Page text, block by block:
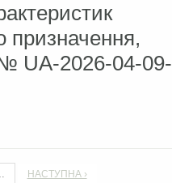
призначення,
№ UA-2026-04-09-
НАСТУПНА ›